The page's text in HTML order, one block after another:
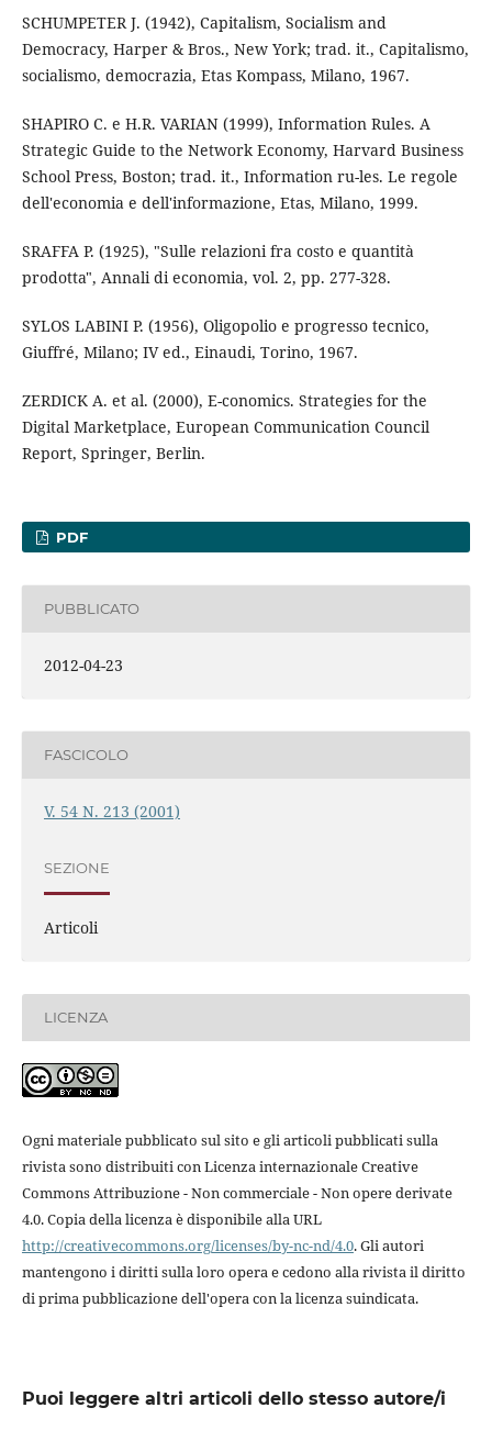
SCHUMPETER J. (1942), Capitalism, Socialism and
Democracy, Harper & Bros., New York; trad. it., Capitalismo,
socialismo, democrazia, Etas Kompass, Milano, 1967.
SHAPIRO C. e H.R. VARIAN (1999), Information Rules. A
Strategic Guide to the Network Economy, Harvard Business
School Press, Boston; trad. it., Information ru-les. Le regole
dell'economia e dell'informazione, Etas, Milano, 1999.
SRAFFA P. (1925), "Sulle relazioni fra costo e quantità
prodotta", Annali di economia, vol. 2, pp. 277-328.
SYLOS LABINI P. (1956), Oligopolio e progresso tecnico,
Giuffré, Milano; IV ed., Einaudi, Torino, 1967.
ZERDICK A. et al. (2000), E-conomics. Strategies for the
Digital Marketplace, European Communication Council
Report, Springer, Berlin.
PDF
PUBBLICATO
2012-04-23
FASCICOLO
V. 54 N. 213 (2001)
SEZIONE
Articoli
LICENZA
Ogni materiale pubblicato sul sito e gli articoli pubblicati sulla
rivista sono distribuiti con Licenza internazionale Creative
Commons Attribuzione - Non commerciale - Non opere derivate
4.0. Copia della licenza è disponibile alla URL
http://creativecommons.org/licenses/by-nc-nd/4.0. Gli autori
mantengono i diritti sulla loro opera e cedono alla rivista il diritto
di prima pubblicazione dell'opera con la licenza suindicata.
Puoi leggere altri articoli dello stesso autore/i